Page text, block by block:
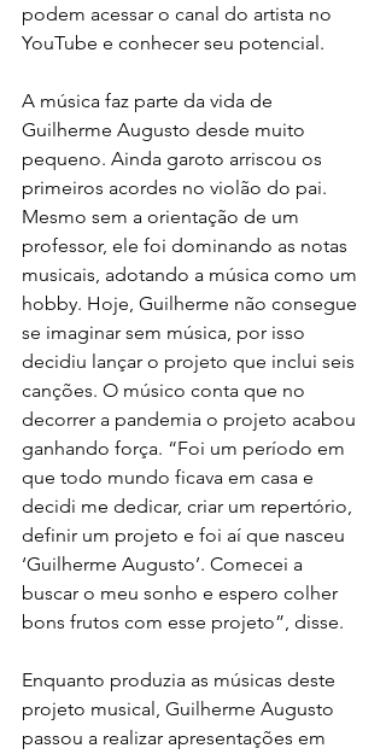
podem acessar o canal do artista no
YouTube e conhecer seu potencial.
A música faz parte da vida de
Guilherme Augusto desde muito
pequeno. Ainda garoto arriscou os
primeiros acordes no violão do pai.
Mesmo sem a orientação de um
professor, ele foi dominando as notas
musicais, adotando a música como um
hobby. Hoje, Guilherme não consegue
se imaginar sem música, por isso
decidiu lançar o projeto que inclui seis
canções. O músico conta que no
decorrer a pandemia o projeto acabou
ganhando força. “Foi um período em
que todo mundo ficava em casa e
decidi me dedicar, criar um repertório,
definir um projeto e foi aí que nasceu
‘Guilherme Augusto’. Comecei a
buscar o meu sonho e espero colher
bons frutos com esse projeto”, disse.
Enquanto produzia as músicas deste
projeto musical, Guilherme Augusto
passou a realizar apresentações em